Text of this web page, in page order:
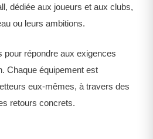
dédiée aux joueurs et aux clubs,
ou leurs ambitions.
pour répondre aux exigences
Chaque équipement est
eux-mêmes, à travers des
retours concrets.